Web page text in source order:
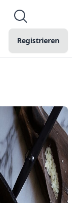
Registrieren